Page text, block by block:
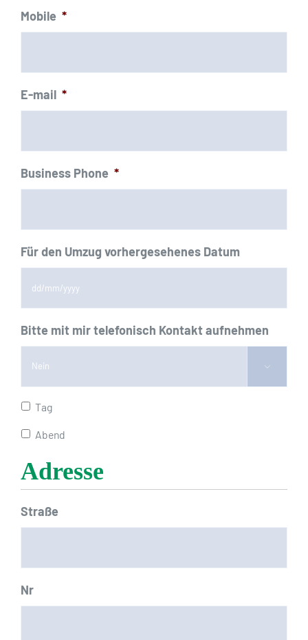
Mobile *
E-mail *
Business Phone *
Für den Umzug vorhergesehenes Datum
Schrägstrich
MM
JJJJ
Bitte mit mir telefonisch Kontakt aufnehmen

Tag
Abend
Adresse
Straße
Nr